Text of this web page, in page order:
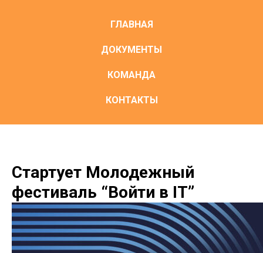
ГЛАВНАЯ
ДОКУМЕНТЫ
КОМАНДА
КОНТАКТЫ
Стартует Молодежный
фестиваль “Войти в IT”